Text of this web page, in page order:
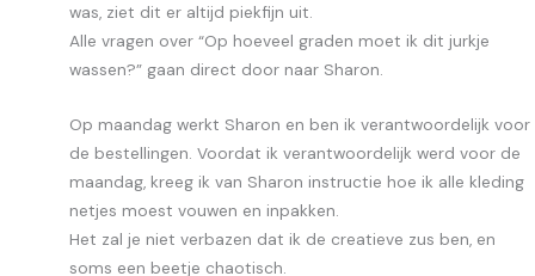
was, ziet dit er altijd piekfijn uit.
Alle vragen over “Op hoeveel graden moet ik dit jurkje
wassen?” gaan direct door naar Sharon.
Op maandag werkt Sharon en ben ik verantwoordelijk voor
de bestellingen. Voordat ik verantwoordelijk werd voor de
maandag, kreeg ik van Sharon instructie hoe ik alle kleding
netjes moest vouwen en inpakken.
Het zal je niet verbazen dat ik de creatieve zus ben, en
soms een beetje chaotisch.